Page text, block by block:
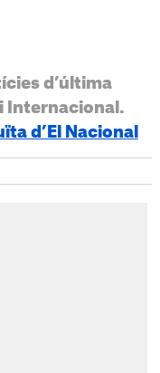
d’última
Internacional.
d’El Nacional